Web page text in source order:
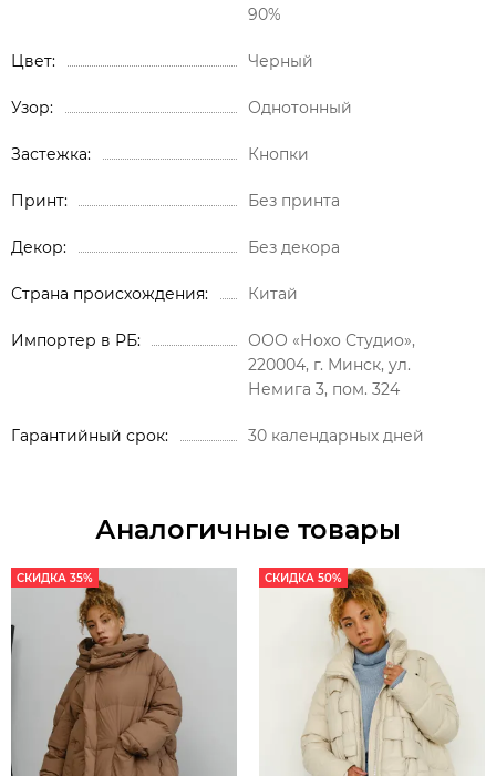
90%
Цвет Черный
Узор Однотонный
Застежка Кнопки
Принт Без принта
Декор Без декора
Страна происхождения Китай
Импортер в РБ
ООО «Нохо Студио»,
220004, г. Минск, ул.
Немига 3, пом. 324
Гарантийный срок 30 календарных дней
Аналогичные товары
СКИДКА 35% СКИДКА 50%